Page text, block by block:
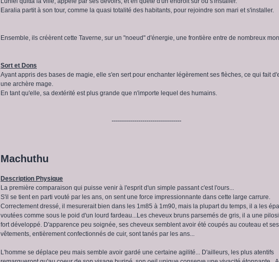
Earalia partit à son tour, comme la quasi totalité des habitants, pour rejoindre son mari et s'installer.
Ensemble, ils créèrent cette Taverne, sur un "noeud" d'énergie, une frontière entre de nombreux
Sort et Dons
Ayant appris des bases de magie, elle s'en sert pour enchanter légèrement ses flèches, ce qui fait
une archère mage.
En tant qu'elle, sa dextérité est plus grande que n'importe lequel des humains.
----------------------------------
Machuthu
Description Physique
La première comparaison qui puisse venir à l'esprit d'un simple passant c'est l'ours...
S'il se tient en parti vouté par les ans, on sent une force impressionnante dans cette large carrure.
Correctement dressé, il mesurerait bien dans les 1m85 à 1m90, mais la plupart du temps, il a les
voutées comme sous le poid d'un lourd fardeau...Les cheveux bruns parsemés de gris, il a une
fort développé. D'apparence peu soignée, ses cheveux semblent avoir été coupés au couteau et ses
vêtements, entièrement confectionnés de cuir, sont tanés par les ans...
L'homme se déplace peu mais semble avoir gardé une certaine agilité... D'ailleurs, les plus atentifs